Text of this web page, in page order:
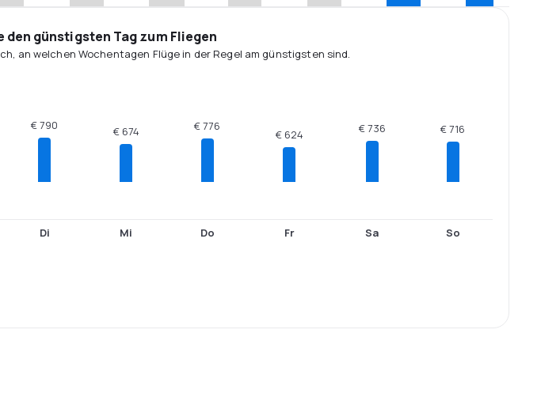
den günstigsten Tag zum Fliegen
an welchen Wochentagen Flüge in der Regel am günstigsten sind.
€ 790
Di
€ 674
Mi
€ 776
Do
€ 624
Fr
€ 736
Sa
€ 716
So